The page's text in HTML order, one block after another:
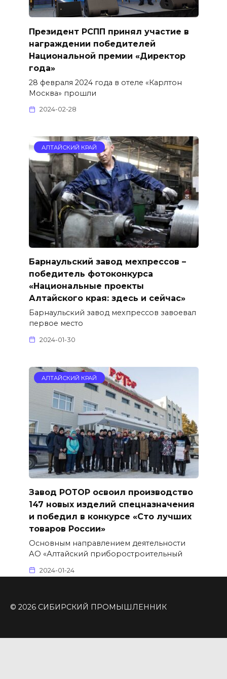
Президент РСПП принял участие в
награждении победителей
Национальной премии «Директор
года»
28 февраля 2024 года в отеле «Карлтон
Москва» прошли
2024-02-28
АЛТАЙСКИЙ КРАЙ
Барнаульский завод мехпрессов –
победитель фотоконкурса
«Национальные проекты
Алтайского края: здесь и сейчас»
Барнаульский завод мехпрессов завоевал
первое место
2024-01-30
АЛТАЙСКИЙ КРАЙ
Завод РОТОР освоил производство
147 новых изделий спецназначения
и победил в конкурсе «Сто лучших
товаров России»
Основным направлением деятельности
АО «Алтайский приборостроительный
2024-01-24
© 2026 СИБИРСКИЙ ПРОМЫШЛЕННИК